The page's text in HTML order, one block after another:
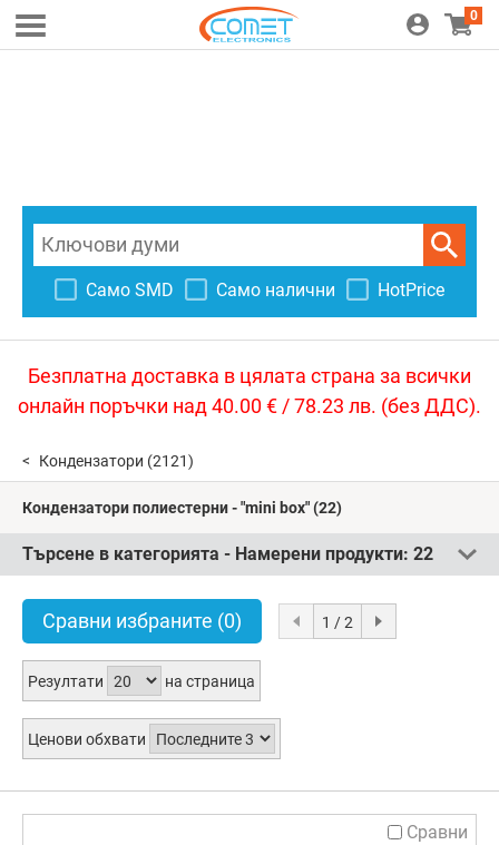
0
Само SMD Само налични HotPrice
Безплатна доставка в цялата страна за всички
онлайн поръчки над 40.00 € / 78.23 лв. (без ДДС).
Кондензатори (2121)
Кондензатори полиестерни - "mini box"(22)
Търсене в категорията - Намерени продукти: 22
Сравни избраните (0) 1 / 2
Резултати на страница
Ценови обхвати
Сравни